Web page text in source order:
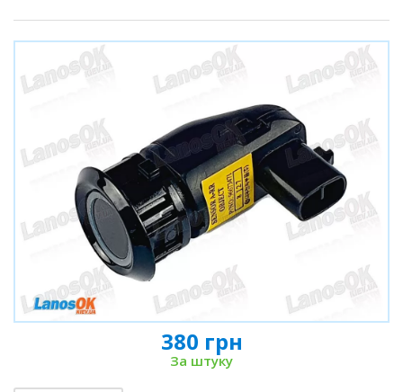
380 грн
За штуку